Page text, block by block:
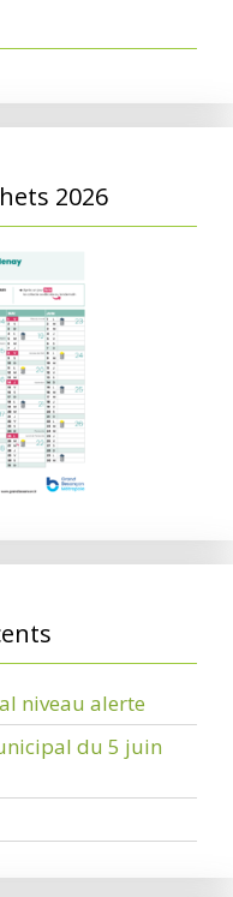
2026
niveau alerte
du 5 juin